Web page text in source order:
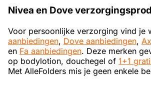
Nivea en Dove
Voor persoonlijke verzorging vind je
aanbiedingen, Dove aanbiedingen,
en Fa aanbiedingen. Deze merken
op bodylotion, douchegel of 1+1
Met AlleFolders mis je geen enkele